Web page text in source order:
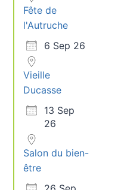
Fête de
l'Autruche
6 Sep 26
Vieille
Ducasse
13 Sep
26
Salon du bien-
être